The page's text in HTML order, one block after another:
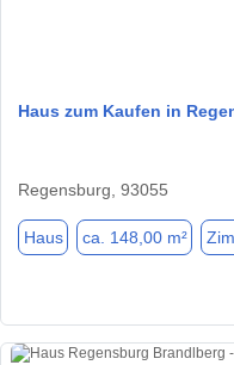
Haus zum Kaufen in
Regensburg, 93055
Haus ca. 148,00 m²